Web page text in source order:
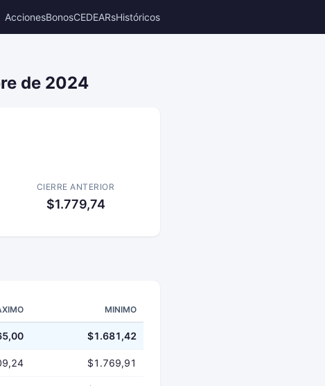
AccionesBonosCEDEARsHistóricos
de 2024
CIERRE ANTERIOR
$1.779,74
MINIMO
$1.681,42
$1.769,91